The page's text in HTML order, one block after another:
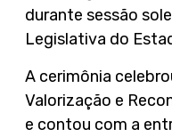
durante sessão
Legislativa do
A cerimônia
Valorização e
e contou com a